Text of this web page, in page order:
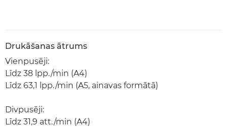
Drukāšanas ātrums
Vienpusēji:
Līdz 38 lpp./min (A4)
Līdz 63,1 lpp./min (A5, ainavas formātā)
Divpusēji:
Līdz 31,9 att./min (A4)